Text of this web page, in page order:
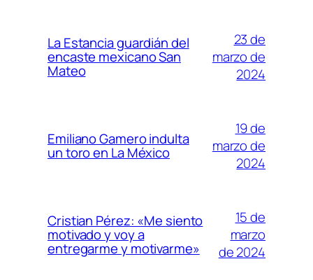
La Estancia guardián del
encaste mexicano San
Mateo
23 de
marzo de
2024
Emiliano Gamero indulta
un toro en La México
19 de
marzo de
2024
Cristian Pérez: «Me siento
motivado y voy a
entregarme y motivarme»
15 de
marzo
de 2024